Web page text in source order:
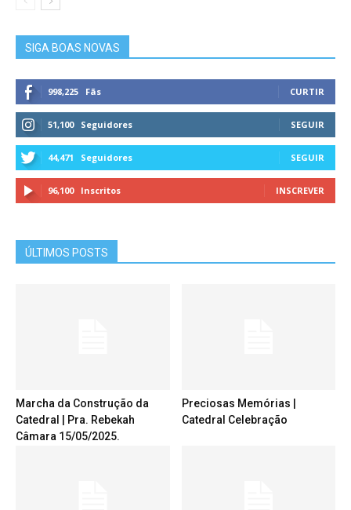
SIGA BOAS NOVAS
998,225 Fãs CURTIR
51,100 Seguidores SEGUIR
44,471 Seguidores SEGUIR
96,100 Inscritos INSCREVER
ÚLTIMOS POSTS
Marcha da Construção da
Catedral | Pra. Rebekah
Câmara 15/05/2025.
Preciosas Memórias |
Catedral Celebração